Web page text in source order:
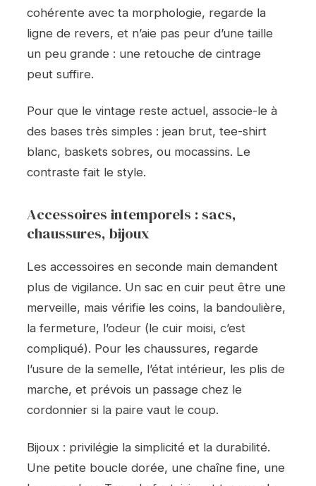
cohérente avec ta morphologie, regarde la
ligne de revers, et n’aie pas peur d’une taille
un peu grande : une retouche de cintrage
peut suffire.
Pour que le vintage reste actuel, associe-le à
des bases très simples : jean brut, tee-shirt
blanc, baskets sobres, ou mocassins. Le
contraste fait le style.
Accessoires intemporels : sacs,
chaussures, bijoux
Les accessoires en seconde main demandent
plus de vigilance. Un sac en cuir peut être une
merveille, mais vérifie les coins, la bandoulière,
la fermeture, l’odeur (le cuir moisi, c’est
compliqué). Pour les chaussures, regarde
l’usure de la semelle, l’état intérieur, les plis de
marche, et prévois un passage chez le
cordonnier si la paire vaut le coup.
Bijoux : privilégie la simplicité et la durabilité.
Une petite boucle dorée, une chaîne fine, une